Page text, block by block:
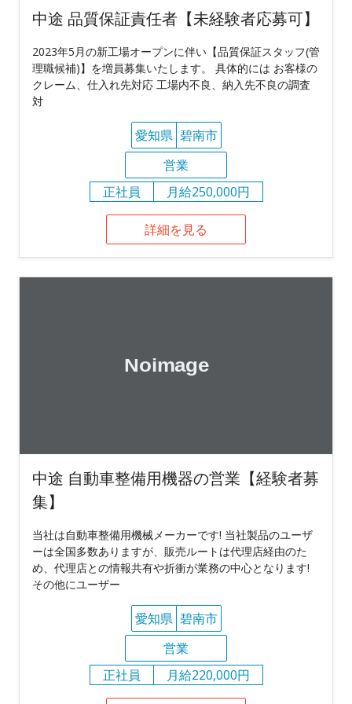
中途 品質保証責任者【未経験者応募可】
2023年5月の新工場オープンに伴い【品質保証スタッフ(管
理職候補)】を増員募集いたします。 具体的には お客様の
クレーム、仕入れ先対応 工場内不良、納入先不良の調査
対
愛知県 碧南市
営業
正社員
月給250,000円
詳細を見る
中途 自動車整備用機器の営業【経験者募
集】
当社は自動車整備用機械メーカーです! 当社製品のユーザ
ーは全国多数ありますが、販売ルートは代理店経由のた
め、代理店との情報共有や折衝が業務の中心となります!
その他にユーザー
愛知県 碧南市
営業
正社員
月給220,000円